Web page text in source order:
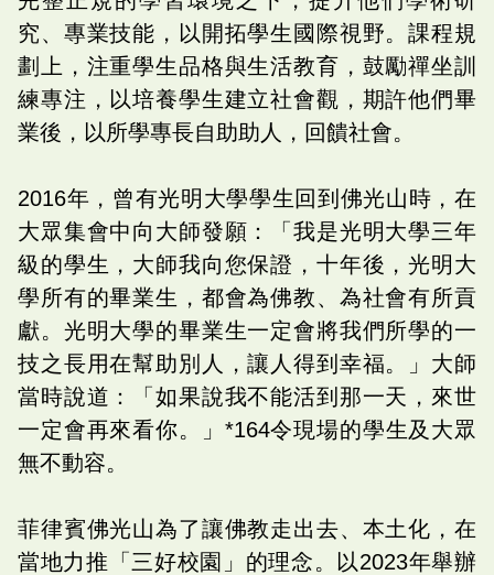
究、專業技能，以開拓學生國際視野。課程規
劃上，注重學生品格與生活教育，鼓勵禪坐訓
練專注，以培養學生建立社會觀，期許他們畢
業後，以所學專長自助助人，回饋社會。
2016年，曾有光明大學學生回到佛光山時，在
大眾集會中向大師發願：「我是光明大學三年
級的學生，大師我向您保證，十年後，光明大
學所有的畢業生，都會為佛教、為社會有所貢
獻。光明大學的畢業生一定會將我們所學的一
技之長用在幫助別人，讓人得到幸福。」大師
當時說道：「如果說我不能活到那一天，來世
一定會再來看你。」*164令現場的學生及大眾
無不動容。
菲律賓佛光山為了讓佛教走出去、本土化，在
當地力推「三好校園」的理念。以2023年舉辦